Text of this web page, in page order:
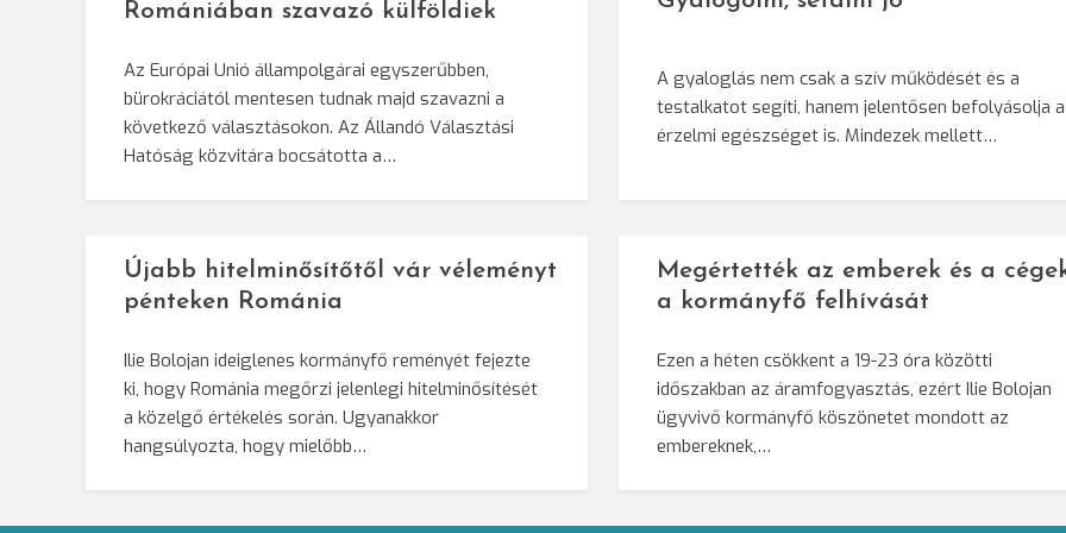
Romániában szavazó külföldiek
Az Európai Unió állampolgárai egyszerűbben,
bürokráciától mentesen tudnak majd szavazni a
következő választásokon. Az Állandó Választási
Hatóság közvitára bocsátotta a…
A gyaloglás nem csak a szív működését és a
testalkatot segíti, hanem jelentősen befolyásolja
érzelmi egészséget is. Mindezek mellett…
Újabb hitelminősítőtől vár véleményt
pénteken Románia
Ilie Bolojan ideiglenes kormányfő reményét fejezte
ki, hogy Románia megőrzi jelenlegi hitelminősítését
a közelgő értékelés során. Ugyanakkor
hangsúlyozta, hogy mielőbb…
Megértették az emberek és a
a kormányfő felhívását
Ezen a héten csökkent a 19-23 óra közötti
időszakban az áramfogyasztás, ezért Ilie Bolojan
ügyvivő kormányfő köszönetet mondott az
embereknek,…